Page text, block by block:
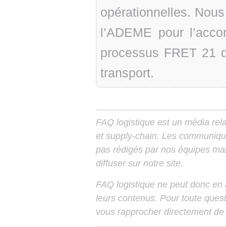
opérationnelles.
l’ADEME pour
processus FRET 21
transport.
FAQ logistique est un média
et supply-chain. Les
pas rédigés par nos équipes
diffuser sur notre site.
FAQ logistique ne peut donc
leurs contenus. Pour toute
vous rapprocher directement